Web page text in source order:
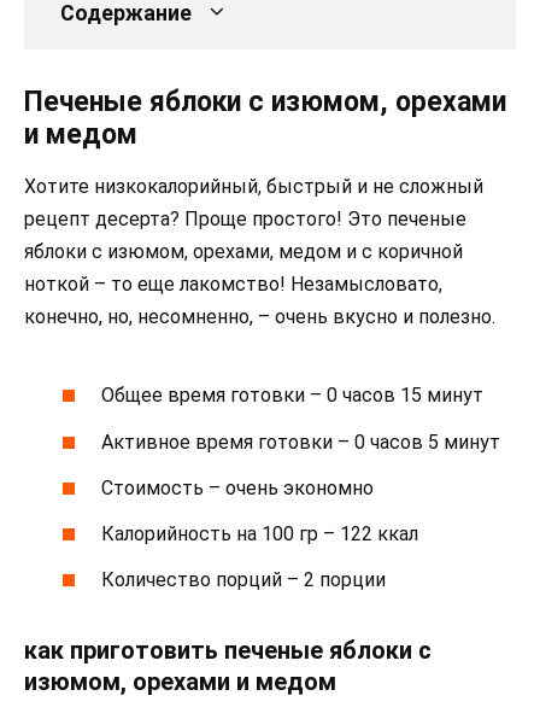
Содержание
Печеные яблоки с изюмом, орехами
и медом
Хотите низкокалорийный, быстрый и не сложный
рецепт десерта? Проще простого! Это печеные
яблоки с изюмом, орехами, медом и с коричной
ноткой – то еще лакомство! Незамысловато,
конечно, но, несомненно, – очень вкусно и полезно.
Общее время готовки – 0 часов 15 минут
Активное время готовки – 0 часов 5 минут
Стоимость – очень экономно
Калорийность на 100 гр – 122 ккал
Количество порций – 2 порции
как приготовить печеные яблоки с
изюмом, орехами и медом